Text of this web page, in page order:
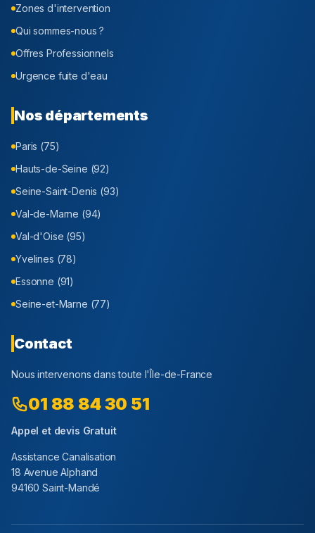
Zones d'intervention
Qui sommes-nous ?
Offres Professionnels
Urgence fuite d'eau
Nos départements
Paris (75)
Hauts-de-Seine (92)
Seine-Saint-Denis (93)
Val-de-Marne (94)
Val-d'Oise (95)
Yvelines (78)
Essonne (91)
Seine-et-Marne (77)
Contact
Nous intervenons dans toute l'Île-de-France
01 88 84 30 51
Appel et devis Gratuit
Assistance Canalisation
18 Avenue Alphand
94160 Saint-Mandé